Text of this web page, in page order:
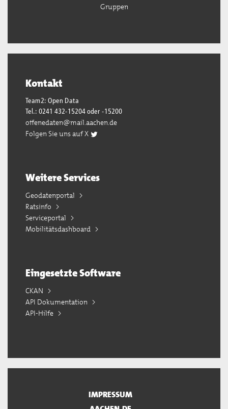
Gruppen
Kontakt
Team2: Open Data
Tel.: 0241 432-15204 oder -15200
offenedaten@mail.aachen.de
Folgen Sie uns auf X
Weitere Services
Geodatenportal
Ratsinfo
Serviceportal
Mobilitätsdashboard
Eingesetzte Software
CKAN
API Dokumentation
API-Hilfe
IMPRESSUM